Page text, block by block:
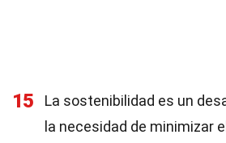
15
La sostenibilidad es un
la necesidad de minimizar